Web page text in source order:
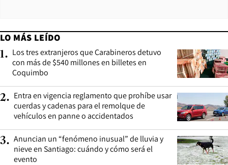
LO MÁS LEÍDO
1. Los tres extranjeros que Carabineros detuvo
con más de $540 millones en billetes en
Coquimbo
2. Entra en vigencia reglamento que prohíbe usar
cuerdas y cadenas para el remolque de
vehículos en panne o accidentados
3. Anuncian un “fenómeno inusual” de lluvia y
nieve en Santiago: cuándo y cómo será el
evento